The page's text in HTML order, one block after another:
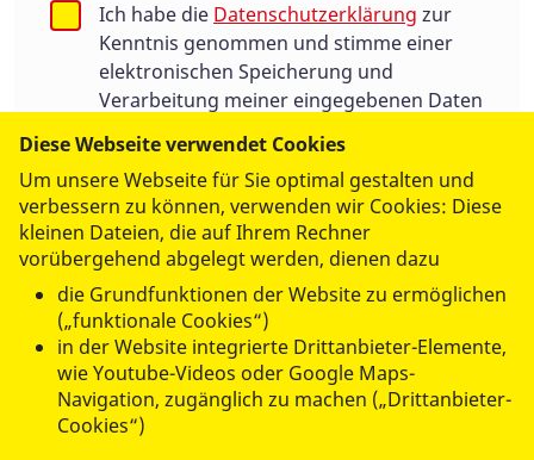
Ich habe die Datenschutzerklärung zur
Kenntnis genommen und stimme einer
elektronischen Speicherung und
Verarbeitung meiner eingegebenen Daten
zur Beantwortung meiner Anfrage zu.
Die Einwilligung kann jederzeit für die
Zukunft per E-Mail an:
info@asbmuenchen.dewiderrufen werden.
Ich bin kein Roboter
Geschützt durch ALTCHA
Diese Webseite verwendet Cookies
Um unsere Webseite für Sie optimal gestalten und
verbessern zu können, verwenden wir Cookies: Diese
kleinen Dateien, die auf Ihrem Rechner
vorübergehend abgelegt werden, dienen dazu
die Grundfunktionen der Website zu ermöglichen
(„funktionale Cookies“)
in der Website integrierte Drittanbieter-Elemente,
wie Youtube-Videos oder Google Maps-
Navigation, zugänglich zu machen („Drittanbieter-
Cookies“)